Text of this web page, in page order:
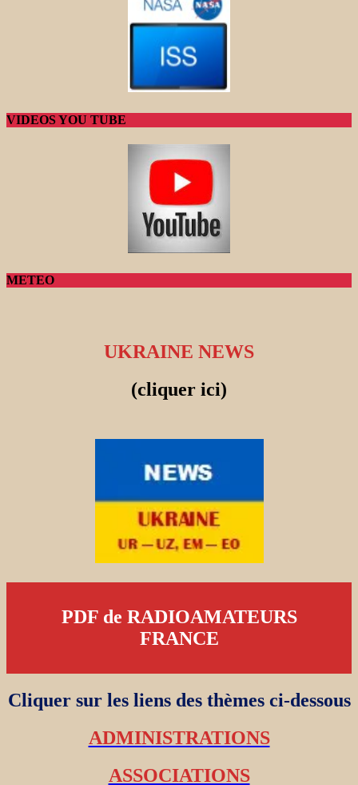
VIDEOS YOU TUBE
METEO
UKRAINE NEWS
(cliquer ici)
PDF de RADIOAMATEURS
FRANCE
Cliquer sur les liens des thèmes ci-dessous
ADMINISTRATIONS
ASSOCIATIONS